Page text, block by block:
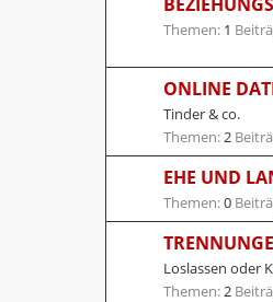
Themen: 1
ONLINE
Tinder & co.
Themen:2
EHE UND
Themen:0
Loslassen oder
Themen:2